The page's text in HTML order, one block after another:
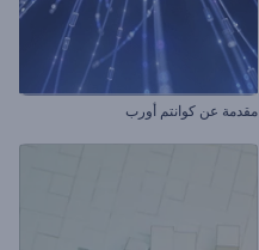
مقدمة عن كوانتم أورب